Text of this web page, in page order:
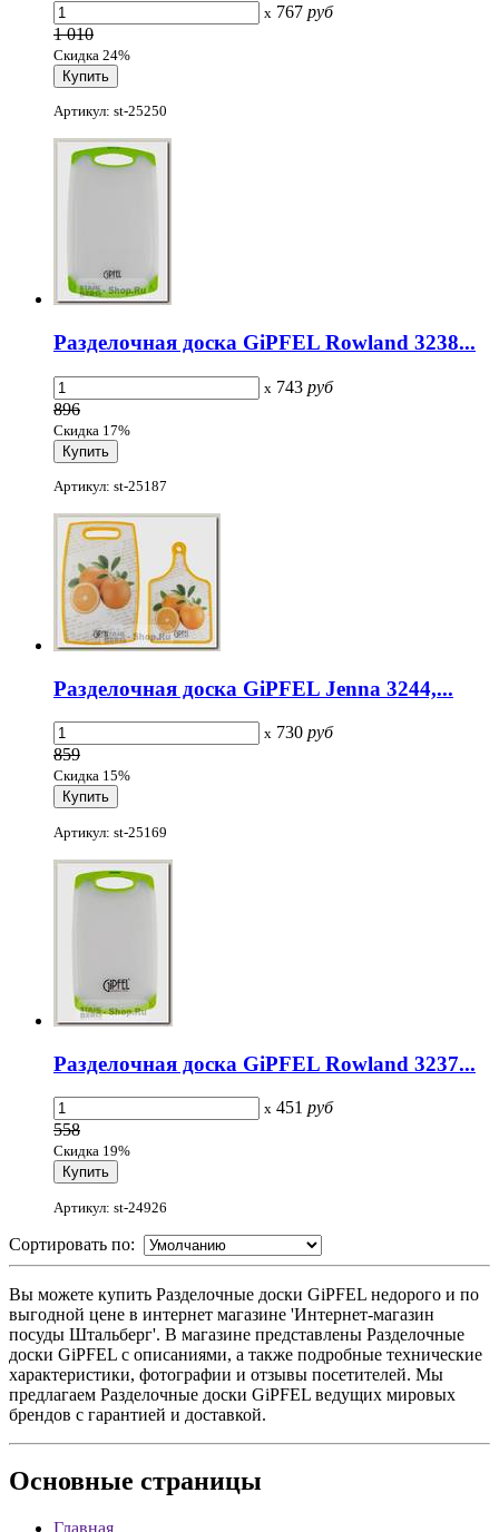
x 767 руб
1 010
Скидка 24%
Артикул: st-25250
Разделочная доска GiPFEL Rowland 3238...
x 743 руб
896
Скидка 17%
Артикул: st-25187
Разделочная доска GiPFEL Jenna 3244,...
x 730 руб
859
Скидка 15%
Артикул: st-25169
Разделочная доска GiPFEL Rowland 3237...
x 451 руб
558
Скидка 19%
Артикул: st-24926
Сортировать по:
Вы можете купить Разделочные доски GiPFEL недорого и по
выгодной цене в интернет магазине 'Интернет-магазин
посуды Штальберг'. В магазине представлены Разделочные
доски GiPFEL с описаниями, а также подробные технические
характеристики, фотографии и отзывы посетителей. Мы
предлагаем Разделочные доски GiPFEL ведущих мировых
брендов с гарантией и доставкой.
Основные страницы